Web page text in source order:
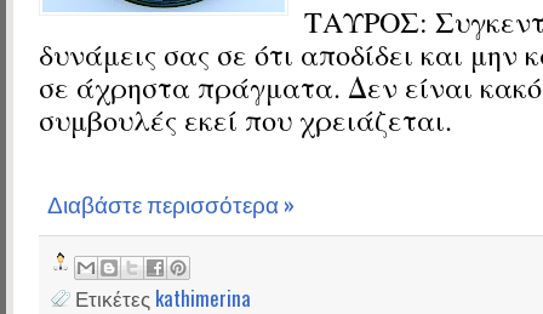
ΤΑΥΡΟΣ:
δυνάμεις σας σε ότι αποδίδει και
σε άχρηστα πράγματα. Δεν είναι
συμβουλές εκεί που χρειάζεται.
Διαβάστε περισσότερα »
Ετικέτες kathimerina